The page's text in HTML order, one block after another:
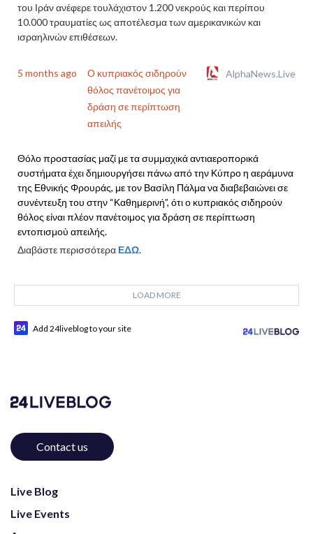
του Ιράν ανέφερε τουλάχιστον 1.200 νεκρούς και περίπου
10.000 τραυματίες ως αποτέλεσμα των αμερικανικών και
ισραηλινών επιθέσεων.
5 months ago
Ο κυπριακός σιδηρούν
θόλος πανέτοιμος για
δράση σε περίπτωση
απειλής
AlphaNews.Live
Θόλο προστασίας μαζί με τα συμμαχικά αντιαεροπορικά
συστήματα έχει δημιουργήσει πάνω από την Κύπρο η αεράμυνα
της Εθνικής Φρουράς, με τον Βασίλη Πάλμα να διαβεβαιώνει σε
συνέντευξη του στην “Καθημερινή”, ότι ο κυπριακός σιδηρούν
θόλος είναι πλέον πανέτοιμος για δράση σε περίπτωση
εντοπισμού απειλής.
Διαβάστε περισσότερα ΕΔΩ.
LOAD MORE
Add 24liveblog to your site
Contact us
Live Blog
Live Events